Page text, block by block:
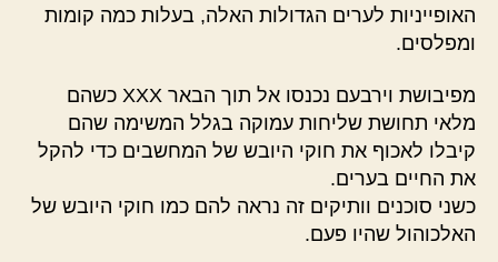
האופייניות לערים הגדולות האלה, בעלות כמה קומות
ומפלסים.
מפיבושת וירבעם נכנסו אל תוך הבאר XXX כשהם
מלאי תחושת שליחות עמוקה בגלל המשימה שהם
קיבלו לאכוף את חוקי היובש של המחשבים כדי להקל
את החיים בערים.
כשני סוכנים וותיקים זה נראה להם כמו חוקי היובש של
האלכוהול שהיו פעם.